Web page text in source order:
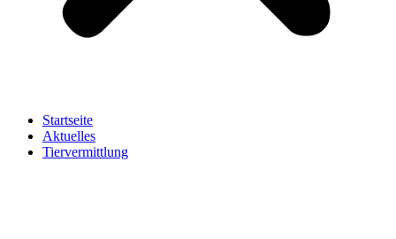
Startseite
Aktuelles
Tiervermittlung